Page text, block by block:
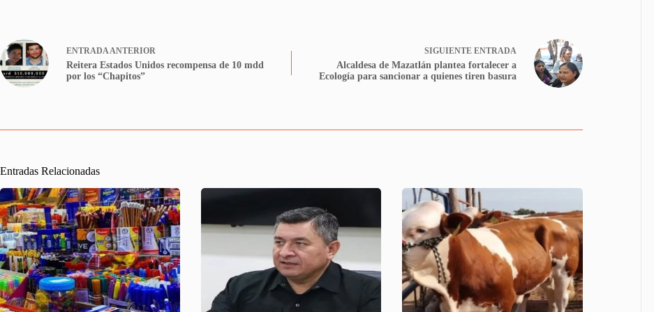
ENTRADAANTERIOR
Reitera Estados Unidos recompensa de 10 mdd
por los “Chapitos”
SIGUIENTE ENTRADA
Alcaldesa de Mazatlán plantea fortalecer a
Ecología para sancionar a quienes tiren basura
Entradas Relacionadas